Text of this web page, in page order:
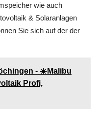
wie auch
& Solaranlagen
Sie sich auf der der
- ☀️Malibu
Profi,